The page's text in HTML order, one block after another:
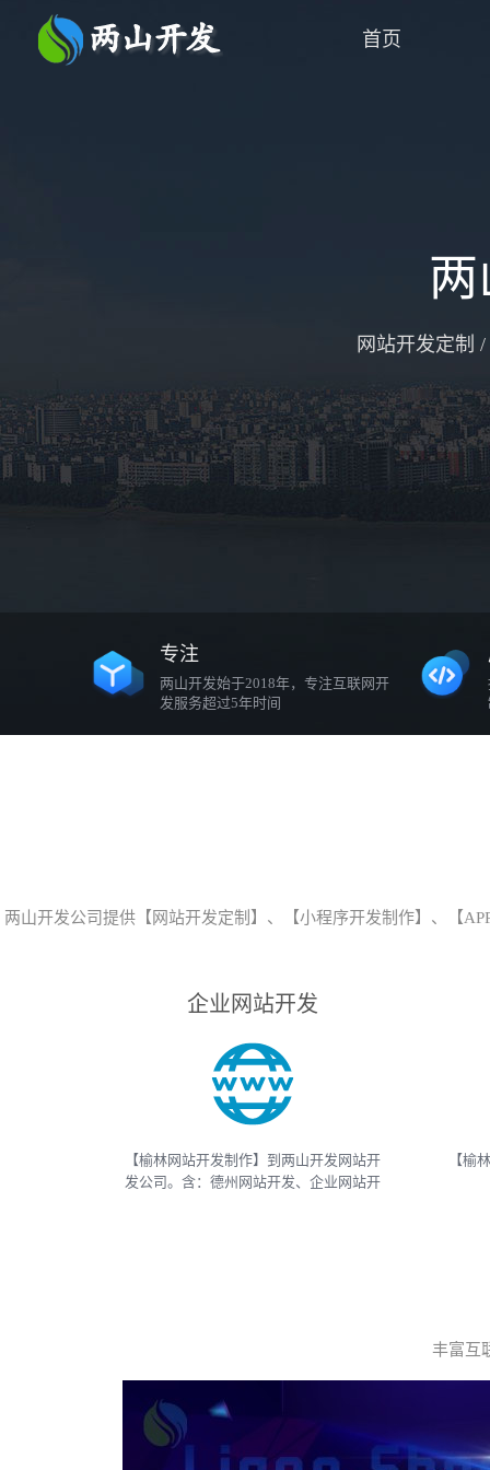
首页
网站开发定制
专注
两山开发始于2018年，专注互联网开
发服务超过5年时间
两山开发公司提供【网站开发定制】、【小程序开发制作】、【
企业网站开发
【榆林网站开发制作】到两山开发网站开
发公司。含：德州网站开发、企业网站开
【榆
丰富互